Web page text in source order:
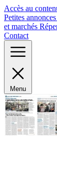
Accès au
Petites annonces
et marchés
Contact
Menu
Panneau de